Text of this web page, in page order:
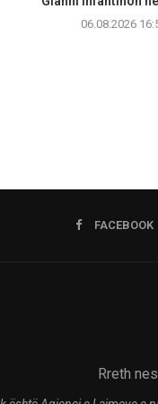
06.08.2026
FACEBOOK
Rreth